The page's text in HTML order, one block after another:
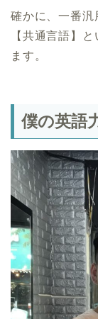
確かに、一番汎
【共通言語】
ます。
僕の英語